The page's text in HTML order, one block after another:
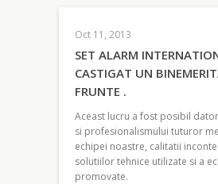
Oct 11, 2013
SET ALARM
CASTIGAT UN
FRUNTE .
Aceast lucru a fost posibil
si profesionalismului tuturor
echipei noastre, calitatii
solutiilor tehnice utilizate si a
promovate.